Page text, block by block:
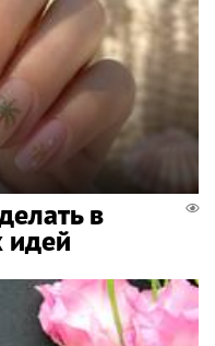
в
идей